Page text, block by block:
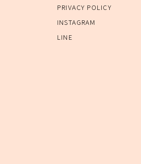
PRIVACY POLICY
INSTAGRAM
LINE